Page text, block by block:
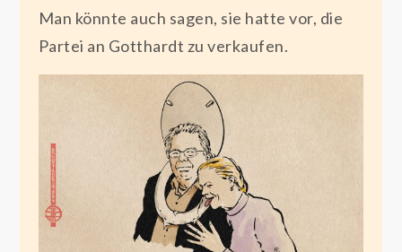
Man könnte auch sagen, sie hatte vor, die
Partei an Gotthardt zu verkaufen.